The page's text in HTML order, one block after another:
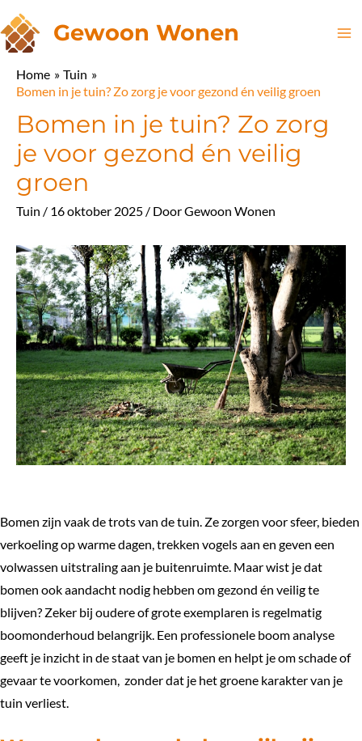
naar
de
inhoud
Gewoon Wonen
Home
Tuin
Bomen in je tuin? Zo zorg je voor gezond én veilig groen
Bomen in je tuin? Zo zorg
je voor gezond én veilig
groen
Tuin / 16 oktober 2025 / DoorGewoon Wonen
Bomen zijn vaak de trots van de tuin. Ze zorgen voor sfeer, bieden
verkoeling op warme dagen, trekken vogels aan en geven een
volwassen uitstraling aan je buitenruimte. Maar wist je dat
bomen ook aandacht nodig hebben om gezond én veilig te
blijven? Zeker bij oudere of grote exemplaren is regelmatig
boomonderhoud belangrijk. Een professionele boom analyse
geeft je inzicht in de staat van je bomen en helpt je om schade of
gevaar te voorkomen, zonder dat je het groene karakter van je
tuin verliest.